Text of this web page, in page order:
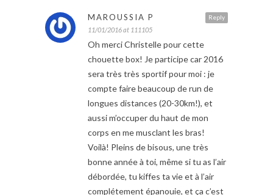
Reply
MAROUSSIA P
11/01/2016 at 111105
Oh merci Christelle pour cette
chouette box! Je participe car 2016
sera très très sportif pour moi : je
compte faire beaucoup de run de
longues distances (20-30km!), et
aussi m’occuper du haut de mon
corps en me musclant les bras!
Voilà! Pleins de bisous, une très
bonne année à toi, même si tu as l’air
débordée, tu kiffes ta vie et à l’air
complétement épanouie, et ça c’est